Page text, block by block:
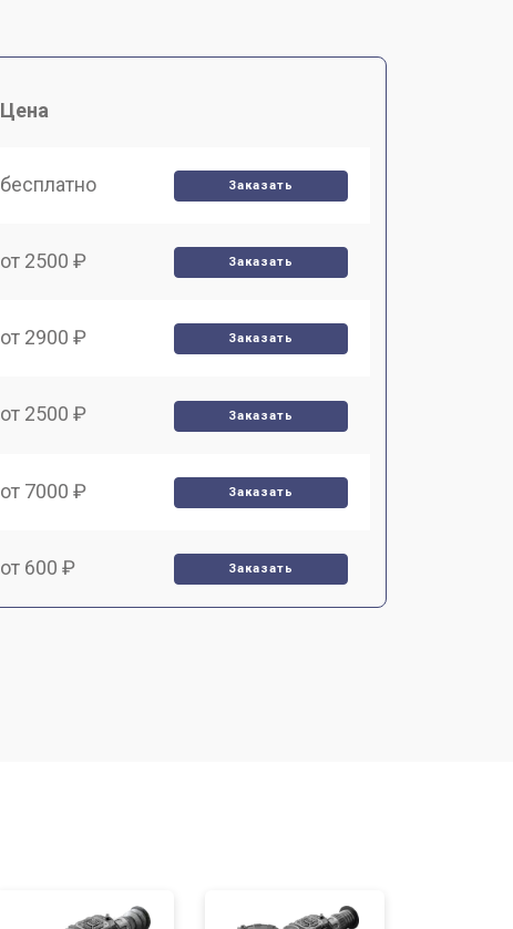
Цена
бесплатно Заказать
от 2500 ₽ Заказать
от 2900 ₽ Заказать
от 2500 ₽ Заказать
от 7000 ₽ Заказать
от 600 ₽ Заказать